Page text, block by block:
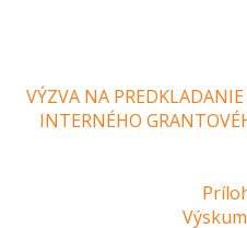
VÝZVA NA
INTERNÉHO